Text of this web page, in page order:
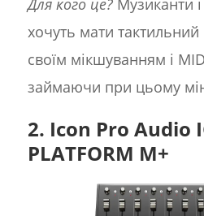
Для кого це?Музиканти
хочуть мати
своїм мікшуванням і
займаючи при цьому
2. Icon Pro Audio
PLATFORM M+